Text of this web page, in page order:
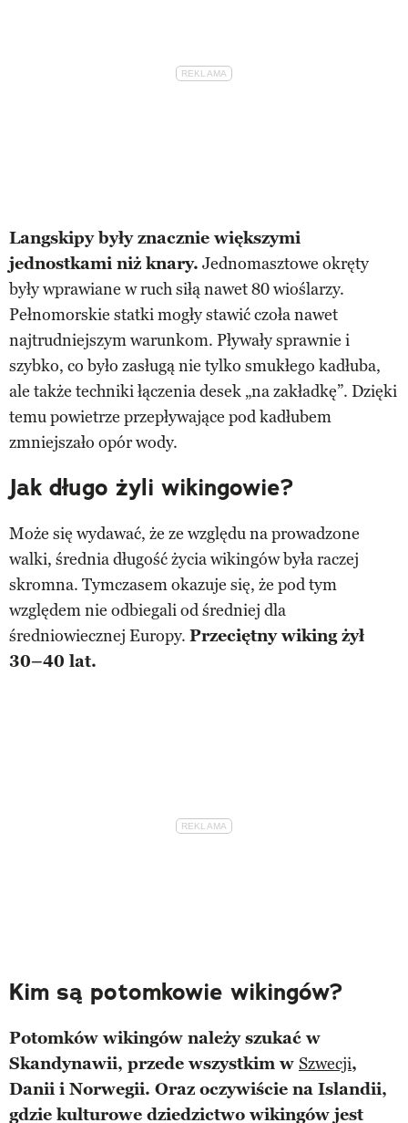
Langskipy były znacznie większymi
jednostkami niż knary. Jednomasztowe okręty
były wprawiane w ruch siłą nawet 80 wioślarzy.
Pełnomorskie statki mogły stawić czoła nawet
najtrudniejszym warunkom. Pływały sprawnie i
szybko, co było zasługą nie tylko smukłego kadłuba,
ale także techniki łączenia desek „na zakładkę”. Dzięki
temu powietrze przepływające pod kadłubem
zmniejszało opór wody.
Jak długo żyli wikingowie?
Może się wydawać, że ze względu na prowadzone
walki, średnia długość życia wikingów była raczej
skromna. Tymczasem okazuje się, że pod tym
względem nie odbiegali od średniej dla
średniowiecznej Europy. Przeciętny wiking żył
30–40 lat.
Kim są potomkowie wikingów?
Potomków wikingów należy szukać w
Skandynawii, przede wszystkim w Szwecji,
Danii i Norwegii. Oraz oczywiście na Islandii,
gdzie kulturowe dziedzictwo wikingów jest